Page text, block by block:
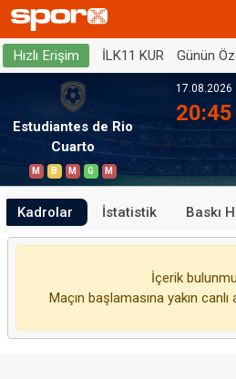
Hızlı Erişim İLK11 KUR Günün
Estudiantes de Rio
Cuarto
M B M G M
17.08.2026
20:45
Kadrolar İstatistik Baskı
İçerik
Maçın başlamasına yakın canlı